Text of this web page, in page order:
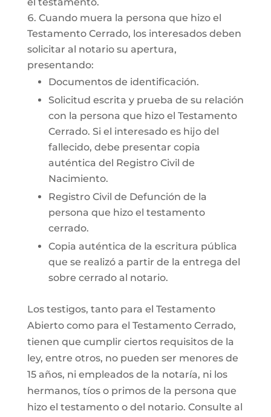
Cuando muera la persona que hizo el
Testamento Cerrado, los interesados deben
solicitar al notario su apertura,
presentando:
Documentos de identificación.
Solicitud escrita y prueba de su relación
con la persona que hizo el Testamento
Cerrado. Si el interesado es hijo del
fallecido, debe presentar copia
auténtica del Registro Civil de
Nacimiento.
Registro Civil de Defunción de la
persona que hizo el testamento
cerrado.
Copia auténtica de la escritura pública
que se realizó a partir de la entrega del
sobre cerrado al notario.
Los testigos, tanto para el Testamento
Abierto como para el Testamento Cerrado,
tienen que cumplir ciertos requisitos de la
ley, entre otros, no pueden ser menores de
15 años, ni empleados de la notaría, ni los
hermanos, tíos o primos de la persona que
hizo el testamento o del notario. Consulte al